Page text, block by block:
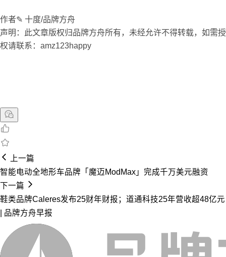
作者✎ 十度/品牌方舟
声明：此文章版权归品牌方舟所有，未经允许不得转载，如需授
权请联系：amz123happy
上一篇
智能电动全地形车品牌「魔迈ModMax」完成千万美元融资
下一篇
鞋类品牌Caleres发布25财年财报；道通科技25年营收超48亿元
| 品牌方舟早报